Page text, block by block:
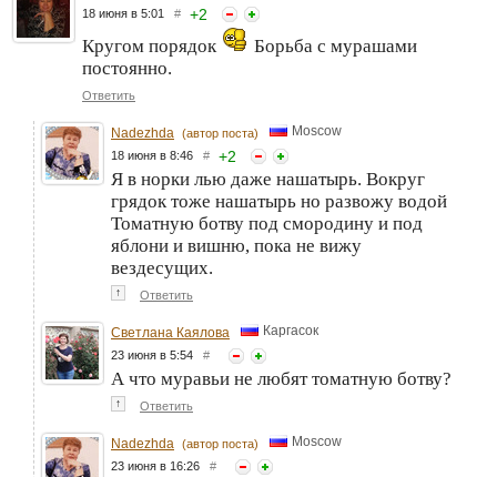
18 июня в 5:01 # +2
Кругом порядок
Борьба с мурашами
постоянно.
Ответить
Nadezhda (автор поста) Moscow
18 июня в 8:46 # +2
Я в норки лью даже нашатырь. Вокруг
грядок тоже нашатырь но развожу водой
Томатную ботву под смородину и под
яблони и вишню, пока не вижу
вездесущих.
↑ Ответить
Светлана Каялова Каргасок
23 июня в 5:54 #
А что муравьи не любят томатную ботву?
↑ Ответить
Nadezhda (автор поста) Moscow
23 июня в 16:26 #